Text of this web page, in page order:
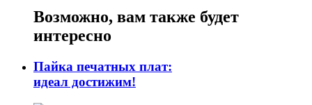
Возможно, вам также будет
интересно
Пайка печатных плат:
идеал достижим!